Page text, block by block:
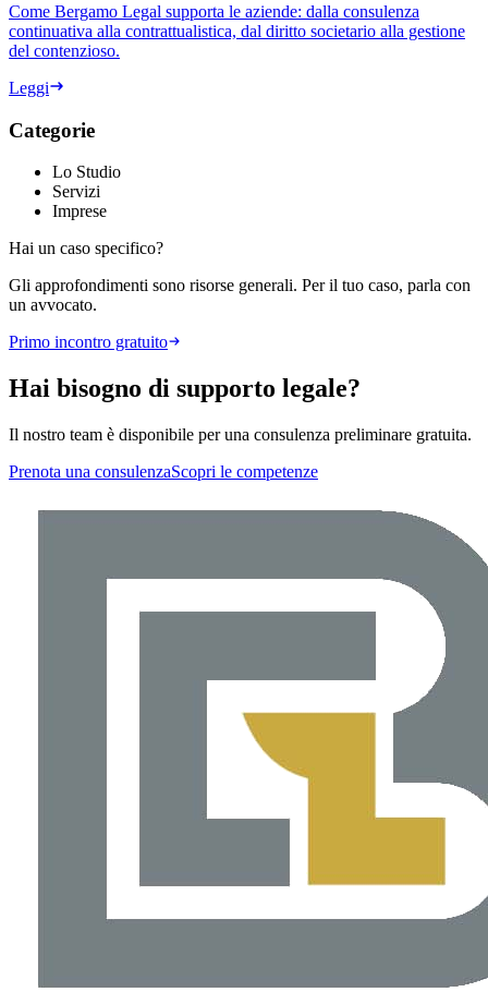
Come Bergamo Legal supporta le aziende: dalla consulenza
continuativa alla contrattualistica, dal diritto societario alla gestione
del contenzioso.
Leggi
Categorie
Lo Studio
Servizi
Imprese
Hai un caso specifico?
Gli approfondimenti sono risorse generali. Per il tuo caso, parla con
un avvocato.
Primo incontro gratuito
Hai bisogno di supporto legale?
Il nostro team è disponibile per una consulenza preliminare gratuita.
Prenota una consulenzaScopri le competenze